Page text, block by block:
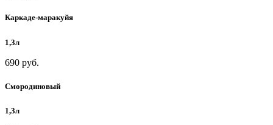
Каркаде-маракуйя
1,3л
690 руб.
Смородиновый
1,3л